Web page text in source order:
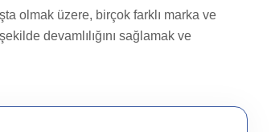
olmak üzere, birçok farklı marka ve
devamlılığını sağlamak ve